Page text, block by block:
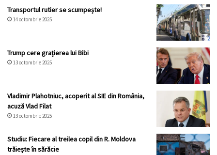
Transportul rutier se scumpește!
14 octombrie 2025
Trump cere grațierea lui Bibi
13 octombrie 2025
Vladimir Plahotniuc, acoperit al SIE din România,
acuză Vlad Filat
13 octombrie 2025
Studiu: Fiecare al treilea copil din R. Moldova
trăiește în sărăcie